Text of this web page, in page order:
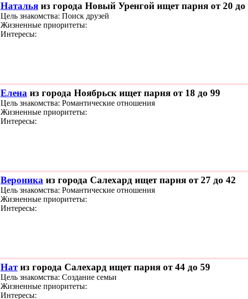
Наталья из города Новый Уренгой ищет парня от 20 до
Цель знакомства: Поиск друзей
Жизненные приоритеты:
Интересы:
Елена из города Ноябрьск ищет парня от 18 до 99
Цель знакомства: Романтические отношения
Жизненные приоритеты:
Интересы:
Вероника из города Салехард ищет парня от 27 до 42
Цель знакомства: Романтические отношения
Жизненные приоритеты:
Интересы:
Натиз города Салехард ищет парня от 44 до 59
Цель знакомства: Создание семьи
Жизненные приоритеты:
Интересы: